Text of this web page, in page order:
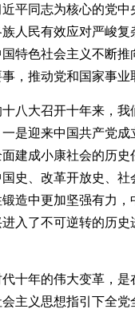
平同志为核心的党
人民有效应对严峻
特色社会主义不断
，推动党和国家事业
八大召开十年来，
是迎来中国共产党
建成小康社会的历
史、改革开放史、
造中更加坚强有力
入了不可逆转的历
十年的伟大变革，
主义思想指引下全